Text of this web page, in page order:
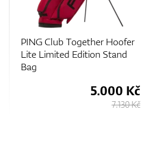
PING Club Together Hoofer
Lite Limited Edition Stand
Bag
5.000 Kč
7.130 Kč